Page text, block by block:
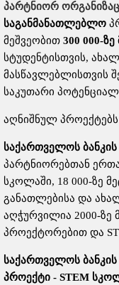
პარტნიორ
საგანმანათლებლო
მეშვეობით 300 000-ზე
სტუდენტისთვის,
მასწავლებლისთვის
საკუთარი
აღნიშნულ
საქართველოს ბანკის
პარტნიორებთან
სკოლაში, 18 000-ზე
განათლებისა და
აღჭურვილია 2000-ზე
პროექტორებით და
საქართველოს ბანკის
პროექტი - STEM